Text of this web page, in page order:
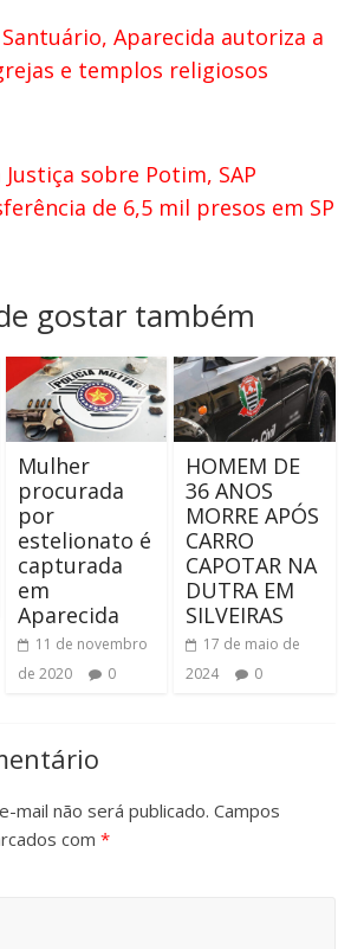
Aparecida autoriza a
e templos religiosos
sobre Potim, SAP
de 6,5 mil presos em SP
gostar também
Mulher
procurada
por
estelionato é
capturada
em
Aparecida
11 de novembro
de 2020
0
HOMEM DE
36 ANOS
MORRE APÓS
CARRO
CAPOTAR NA
DUTRA EM
SILVEIRAS
17 de maio de
2024
0
mail não será publicado. Campos
com*